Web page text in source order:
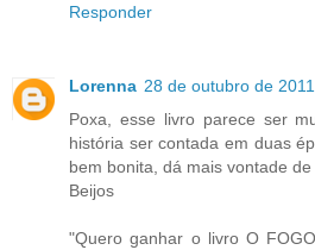
Responder
Lorenna 28 de outubro de
Poxa, esse livro parece ser
história ser contada em duas
bem bonita, dá mais vontade de
Beijos
"Quero ganhar o livro O